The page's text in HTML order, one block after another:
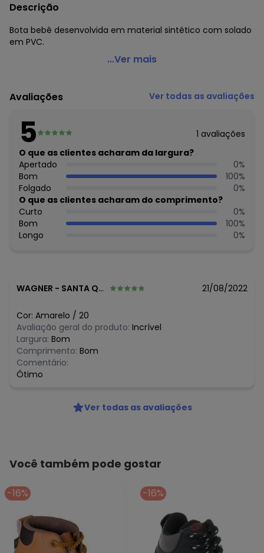
Descrição
Bota bebê desenvolvida em material sintético com solado
em PVC.
Perfecta - Bota Infantil Ramom Mostarda
Material: Sintético
Composição: Curvim lama
...Ver mais
Avaliações Ver todas as avaliações
5 1 avaliações
O que as clientes acharam da largura?
Apertado
0%
Bom
100%
Folgado
0%
O que as clientes acharam do comprimento?
Curto
0%
Bom
100%
Longo
0%
WAGNER - SANTA QUITERIA DO MARANHAO - MA 21/08/2022
Cor: Amarelo / 20
Avaliação geral do produto: Incrível
Largura: Bom
Comprimento: Bom
Comentário:
Ótimo
Ver todas as avaliações
Você também pode gostar
-16% -16%